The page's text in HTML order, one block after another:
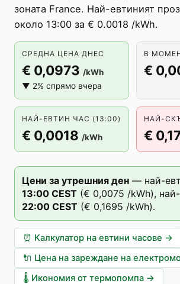
зоната France. Най-евтиният
около 13:00 за € 0.0018 /kWh.
СРЕДНА ЦЕНА ДНЕС
€ 0,0973 /kWh
▼ 2% спрямо вчера
В
€
НАЙ-ЕВТИН ЧАС (13:00)
€ 0,0018 /kWh
НАЙ-
€
Цени за утрешния ден — най-
13:00 CEST (€ 0,0075 /kWh),
22:00 CEST (€ 0,1695 /kWh).
⏰ Калкулатор на евтини часове →
🔌 Цена на зареждане на
🌡️ Икономия от термопомпа →